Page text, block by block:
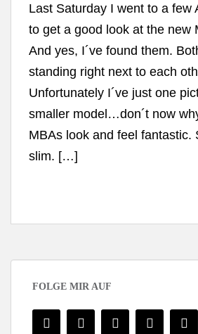
Last Saturday I went to a few
to get a good look at the new
And yes, I´ve found them.
standing right next to each
Unfortunately I´ve just one
smaller model…don´t now
MBAs look and feel fantastic.
slim. […]
FOLGE MIR AUF